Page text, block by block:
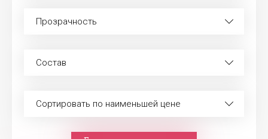
Прозрачность
Состав
Сортировать по наименьшей цене